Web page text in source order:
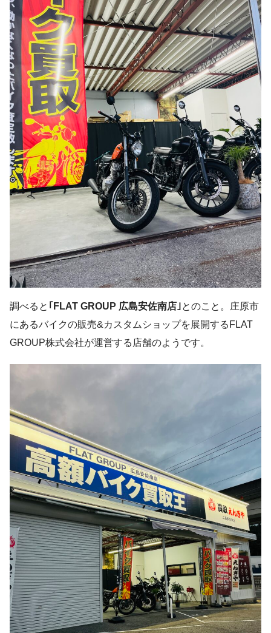
調べると ｢FLAT GROUP 広島安佐南店｣とのこと。庄原市
にあるバイクの販売&カスタムショップを展開するFLAT
GROUP株式会社が運営する店舗のようです。